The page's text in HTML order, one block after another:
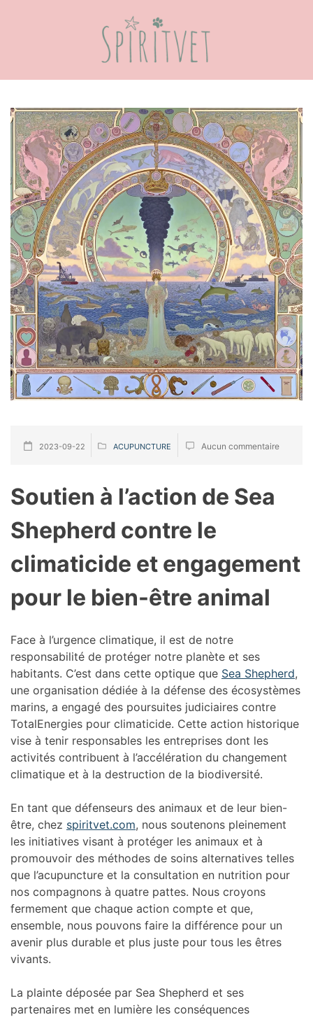
2023-09-22 ACUPUNCTURE Aucun commentaire
Soutien à l’action de Sea
Shepherd contre le
climaticide et engagement
pour le bien-être animal
Face à l’urgence climatique, il est de notre
responsabilité de protéger notre planète et ses
habitants. C’est dans cette optique que Sea Shepherd,
une organisation dédiée à la défense des écosystèmes
marins, a engagé des poursuites judiciaires contre
TotalEnergies pour climaticide. Cette action historique
vise à tenir responsables les entreprises dont les
activités contribuent à l’accélération du changement
climatique et à la destruction de la biodiversité.
En tant que défenseurs des animaux et de leur bien-
être, chez spiritvet.com, nous soutenons pleinement
les initiatives visant à protéger les animaux et à
promouvoir des méthodes de soins alternatives telles
que l’acupuncture et la consultation en nutrition pour
nos compagnons à quatre pattes. Nous croyons
fermement que chaque action compte et que,
ensemble, nous pouvons faire la différence pour un
avenir plus durable et plus juste pour tous les êtres
vivants.
La plainte déposée par Sea Shepherd et ses
partenaires met en lumière les conséquences